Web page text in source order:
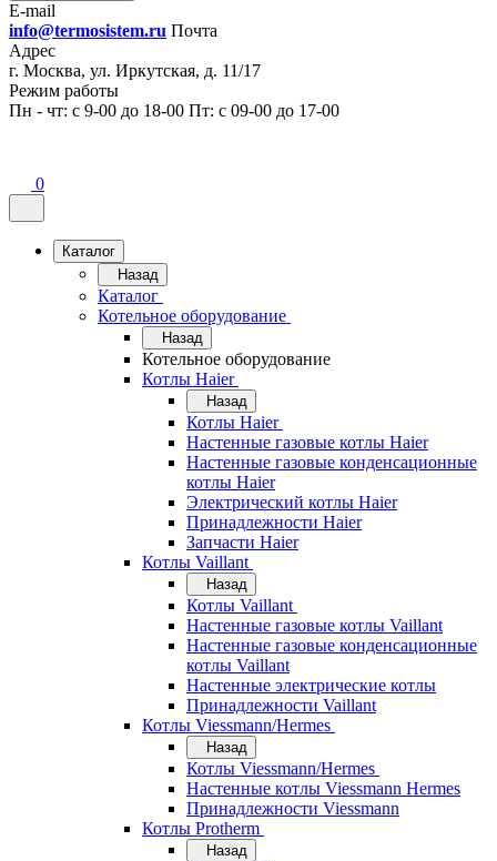
E-mail
info@termosistem.ru Почта
Адрес
г. Москва, ул. Иркутская, д. 11/17
Режим работы
Пн - чт: с 9-00 до 18-00 Пт: с 09-00 до 17-00
0
Каталог
Назад
Каталог
Котельное оборудование
Назад
Котельное оборудование
Котлы Haier
Назад
Котлы Haier
Настенные газовые котлы Haier
Настенные газовые конденсационные
котлы Haier
Электрический котлы Haier
Принадлежности Haier
Запчасти Haier
Котлы Vaillant
Назад
Котлы Vaillant
Настенные газовые котлы Vaillant
Настенные газовые конденсационные
котлы Vaillant
Настенные электрические котлы
Принадлежности Vaillant
Котлы Viessmann/Hermes
Назад
Котлы Viessmann/Hermes
Настенные котлы Viessmann Hermes
Принадлежности Viessmann
Котлы Protherm
Назад